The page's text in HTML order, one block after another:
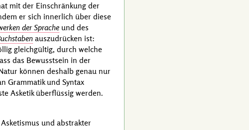
mit der Einschränkung der
er sich innerlich über diese
der Sprache und des
auszudrücken ist:
gleichgültig, durch welche
das Bewusstsein in der
können deshalb genau nur
Grammatik und Syntax
Asketik überflüssig werden.
und abstrakter